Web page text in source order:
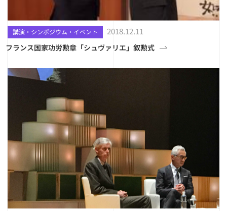
講演・シンポジウム・イベント 2018.12.11
フランス国家功労勲章「シュヴァリエ」叙勲式